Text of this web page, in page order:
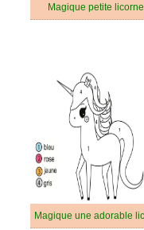
Magique petite licorne